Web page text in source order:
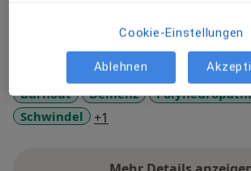
kennen – ich freuen mich auf Ihren
Hauptsächlich behandelte Krankheiten
Burnout Demenz
Schwindel
+1
Cookie-Einstellungen
Ablehnen